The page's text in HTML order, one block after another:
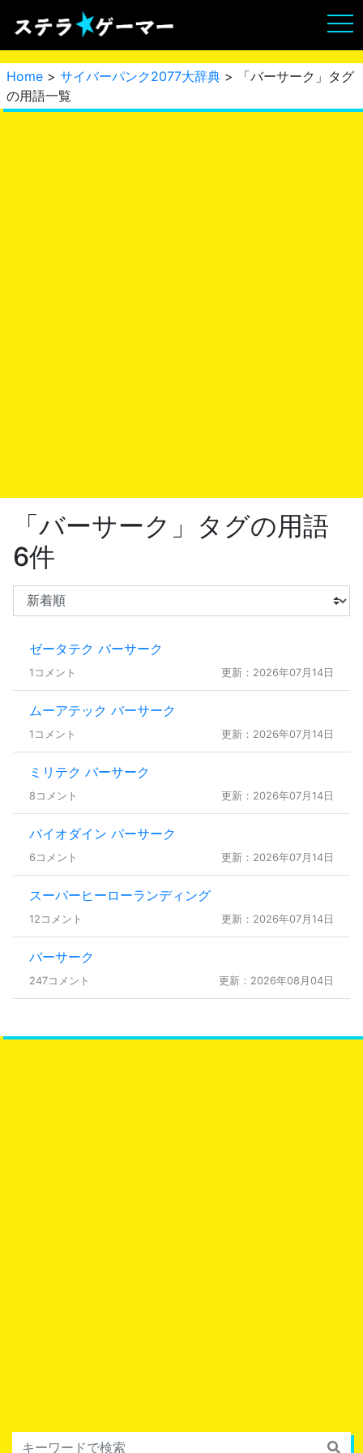
Home > サイバーパンク2077大辞典 > 「バーサーク」タグ
の用語一覧
「バーサーク」タグの用語
6件
ゼータテク バーサーク
1コメント 更新：2026年07月14日
ムーアテック バーサーク
1コメント 更新：2026年07月14日
ミリテク バーサーク
8コメント 更新：2026年07月14日
バイオダイン バーサーク
6コメント 更新：2026年07月14日
スーパーヒーローランディング
12コメント 更新：2026年07月14日
バーサーク
247コメント 更新：2026年08月04日